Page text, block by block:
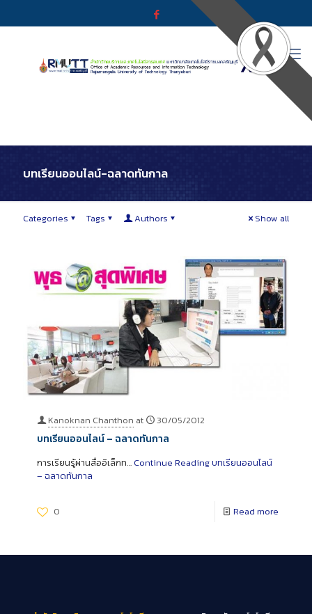
บทเรียนออนไลน์-ฉลาดทันกาล
Categories Tags Authors Show all
Kanoknan Chanthon at 30/05/2012
บทเรียนออนไลน์ – ฉลาดทันกาล
การเรียนรู้ผ่านสื่ออิเล็กท… Continue Readingบทเรียนออนไลน์
– ฉลาดทันกาล
0 Read more